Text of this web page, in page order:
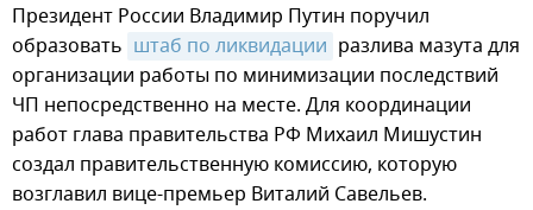
Президент России Владимир Путин поручил
образовать штаб по ликвидации разлива мазута для
организации работы по минимизации последствий
ЧП непосредственно на месте. Для координации
работ глава правительства РФ Михаил Мишустин
создал правительственную комиссию, которую
возглавил вице-премьер Виталий Савельев.